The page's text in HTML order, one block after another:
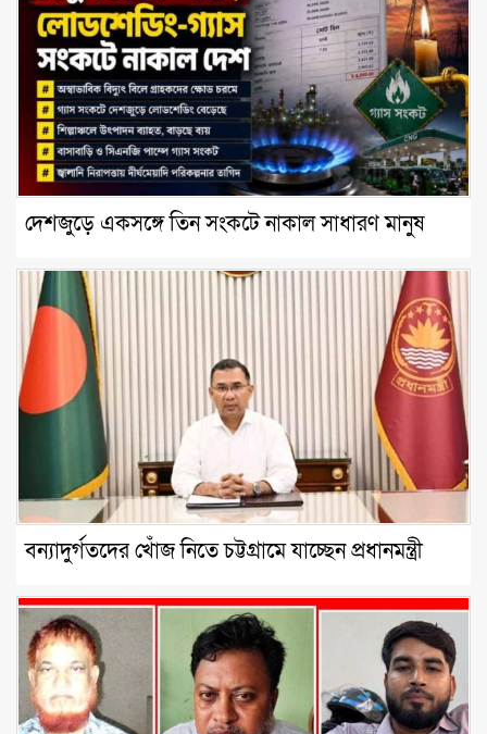
দেশজুড়ে একসঙ্গে তিন সংকটে নাকাল সাধারণ মানুষ
বন্যাদুর্গতদের খোঁজ নিতে চট্টগ্রামে যাচ্ছেন প্রধানমন্ত্রী